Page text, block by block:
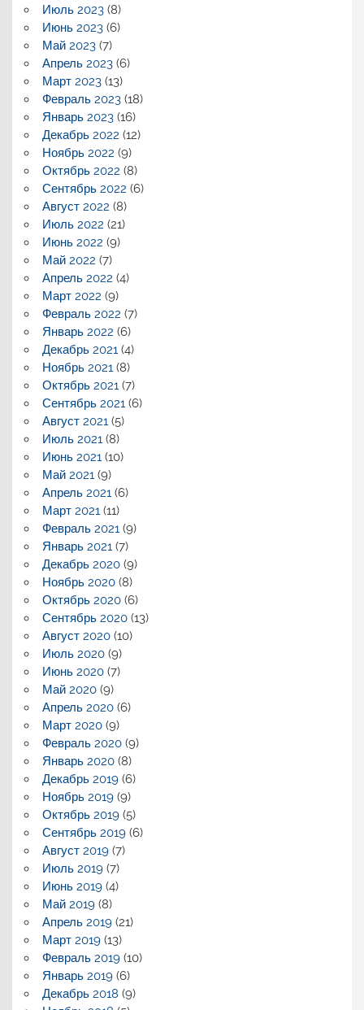
Июль 2023(8)
Июнь 2023(6)
Май 2023(7)
Апрель 2023(6)
Март 2023(13)
Февраль 2023(18)
Январь 2023(16)
Декабрь 2022 (12)
Ноябрь 2022 (9)
Октябрь 2022 (8)
Сентябрь 2022 (6)
Август 2022 (8)
Июль 2022 (21)
Июнь 2022 (9)
Май 2022 (7)
Апрель 2022 (4)
Март 2022 (9)
Февраль 2022 (7)
Январь 2022 (6)
Декабрь 2021(4)
Ноябрь 2021(8)
Октябрь 2021(7)
Сентябрь 2021(6)
Август 2021(5)
Июль 2021(8)
Июнь 2021(10)
Май 2021(9)
Апрель 2021(6)
Март 2021(11)
Февраль 2021(9)
Январь 2021(7)
Декабрь 2020(9)
Ноябрь 2020(8)
Октябрь 2020(6)
Сентябрь 2020(13)
Август 2020(10)
Июль 2020(9)
Июнь 2020(7)
Май 2020(9)
Апрель 2020(6)
Март 2020(9)
Февраль 2020(9)
Январь 2020(8)
Декабрь 2019(6)
Ноябрь 2019(9)
Октябрь 2019(5)
Сентябрь 2019(6)
Август 2019(7)
Июль 2019(7)
Июнь 2019(4)
Май 2019(8)
Апрель 2019(21)
Март 2019(13)
Февраль 2019(10)
Январь 2019(6)
Декабрь 2018 (9)